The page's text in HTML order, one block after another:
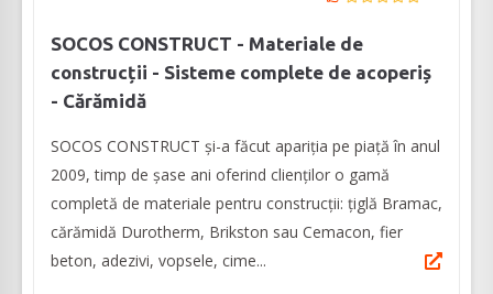
SOCOS CONSTRUCT - Materiale de
construcții - Sisteme complete de acoperiș
- Cărămidă
SOCOS CONSTRUCT și-a făcut apariția pe piață în anul
2009, timp de șase ani oferind clienților o gamă
completă de materiale pentru construcții: țiglă Bramac,
cărămidă Durotherm, Brikston sau Cemacon, fier
beton, adezivi, vopsele, cime...